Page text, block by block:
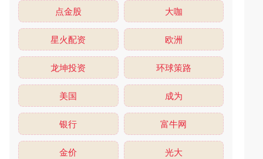
点金股 大咖
星火配资 欧洲
龙坤投资 环球策路
美国 成为
银行 富牛网
金价 光大